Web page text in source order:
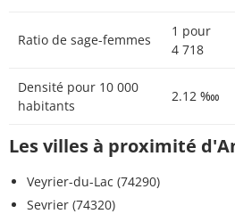
Ratio de sage-femmes
1 pour
4 718
Densité pour 10 000
habitants
2.12 ‱
Les villes à proximité
Veyrier-du-Lac (74290)
Sevrier (74320)